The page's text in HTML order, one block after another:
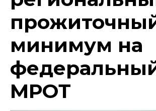
минимум на
МРОТ